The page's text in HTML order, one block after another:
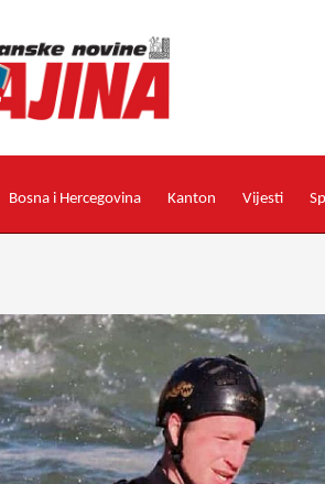
Bosna i Hercegovina Kanton Vijesti